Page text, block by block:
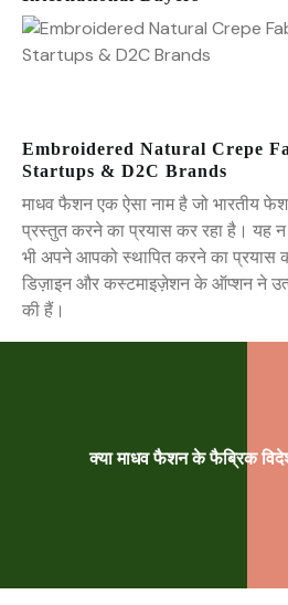
Embroidered Natural Crepe
Startups & D2C Brands
माधव फैशन एक ऐसा नाम है जो भारतीय
प्रस्तुत करने का प्रयास कर रहा है। यह
भी अपने आपको स्थापित करने का प्रयास
डिज़ाइन और कस्टमाइज़ेशन के ऑप्शन ने
की हैं।
क्या माधव फैशन के फैब्रिक